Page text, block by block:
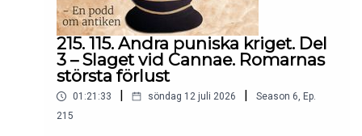
215. 115. Andra puniska kriget. Del
3 – Slaget vid Cannae. Romarnas
största förlust
01:21:33 | söndag 12 juli 2026 | Season 6, Ep.
215